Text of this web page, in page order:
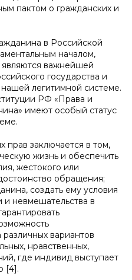
пактом о гражданских и
в Российской
началом,
важнейшей
государства и
легитимной системе.
РФ «Права и
имеют особый статус
прав заключается в том,
жизнь и обеспечить
жестокого или
обращения;
создать ему условия
невмешательства в
вариантов
нравственных,
где индивид выступает
[4].